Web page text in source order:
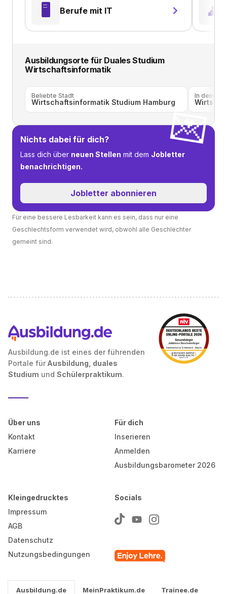
🖥️ Berufe mit IT 🧘
Ausbildungsorte für Duales Studium
Wirtschaftsinformatik
Beliebte Stadt
Wirtschaftsinformatik Studium Hamburg
In deiner
💌
Nichts dabei für dich?
Lass dich über neuen Stellen mit dem Jobletter
benachrichtigen.
Jobletter abonnieren
Für eine bessere Lesbarkeit kann es sein, dass nur eine
Geschlechtsform verwendet wird, obwohl alle Geschlechter
gemeint sind.
Ausbildung.de ist eines der führenden
Portale für Ausbildung, duales
Studium und Schülerpraktikum.
Über uns
Kontakt
Karriere
Für dich
Inserieren
Anmelden
Ausbildungsbarometer 2026
Kleingedrucktes
Impressum
AGB
Datenschutz
Nutzungsbedingungen
Socials
Ausbildung.de MeinPraktikum.de Trainee.de